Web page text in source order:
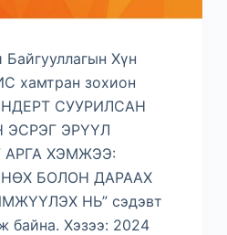
Хүн
хамтран зохион
СУУРИЛСАН
ЭРҮҮЛ
ХЭМЖЭЭ:
БОЛОН ДАРААХ
НЬ” сэдэвт
байна. Хэзээ: 2024